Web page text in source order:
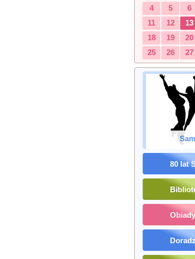
4
5 6
11
12 13
18
19 20
25
26 27
80 lat
Obiady